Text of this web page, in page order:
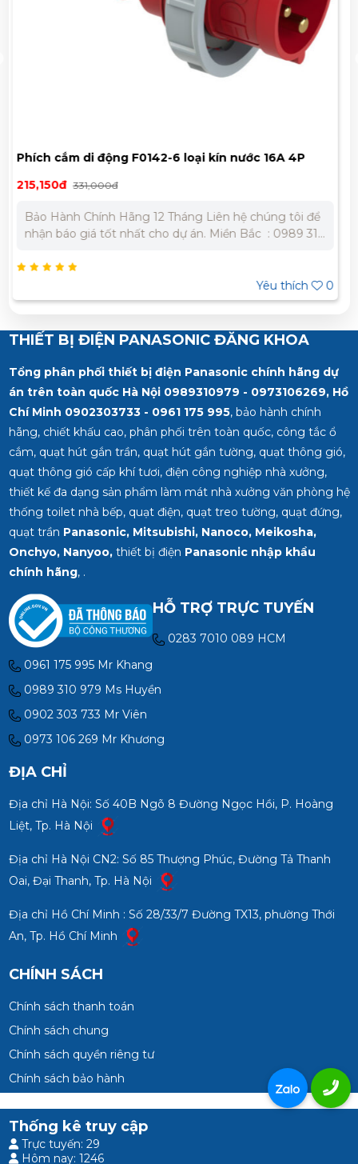
310
F134-6 Ổ cắm nổi loại kín nước 63A 4P 400V 6H
791,700đ
Bảo Hành Chính Hãng 12 Tháng Liên hệ chúng tôi để
nhận báo giá tốt nhất cho dự án. Miền Bắc : 0989 310
332 980
Yêu thích
THIẾT BỊ ĐIỆN PANASONIC ĐĂNG KHOA
Tổng phân phối thiết bị điện Panasonic chính hãng dự
án trên toàn quốc Hà Nội 0989310979 - 0973106269, Hồ
Chí Minh 0902303733 - 0961 175 995, bảo hành chính
hãng, chiết khấu cao, phân phối trên toàn quốc, công tắc ổ
cắm, quạt hút gắn trần, quạt hút gắn tường, quạt thông gió,
quạt thông gió cấp khí tươi, điện công nghiệp nhà xưởng,
thiết kế đa dạng sản phẩm làm mát nhà xưởng văn phòng hệ
thống toilet nhà bếp, quạt điện, quạt treo tường, quạt đứng,
quạt trần Panasonic, Mitsubishi, Nanoco, Meikosha,
Onchyo, Nanyoo,thiết bị điện Panasonic nhập khẩu
chính hãng, .
HỖ TRỢ TRỰC TUYẾN
0283 7010 089 HCM
0961 175 995 Mr Khang
0989 310 979 Ms Huyền
0902 303 733 Mr Viên
0973 106 269 Mr Khương
ĐỊA CHỈ
Địa chỉ Hà Nội: Số 40B Ngõ 8 Đường Ngọc Hồi, P. Hoàng
Liệt, Tp. Hà Nội
Địa chỉ Hà Nội CN2: Số 85 Thượng Phúc, Đường Tả Thanh
Oai, Đại Thanh, Tp. Hà Nội
Địa chỉ Hồ Chí Minh : Số 28/33/7 Đường TX13, phường Thới
An, Tp. Hồ Chí Minh
CHÍNH SÁCH
Chính sách thanh toán
Chính sách chung
Chính sách quyền riêng tư
Chính sách bảo hành
Thống kê truy cập
Trực tuyến: 29
Hôm nay: 1246